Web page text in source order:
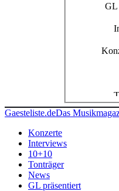
GL
Gaesteliste.deDas
Konzerte
Interviews
10+10
Tonträger
News
GL präsentiert